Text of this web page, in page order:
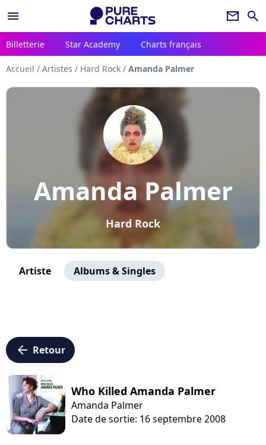
menu newsletter search
Billetterie Star Academy Charts français
Accueil / Artistes / Hard Rock / Amanda Palmer
Amanda Palmer
Hard Rock
Artiste Albums & Singles
arrow_left Retour
Who Killed Amanda Palmer
Amanda Palmer
Date de sortie: 16 septembre 2008